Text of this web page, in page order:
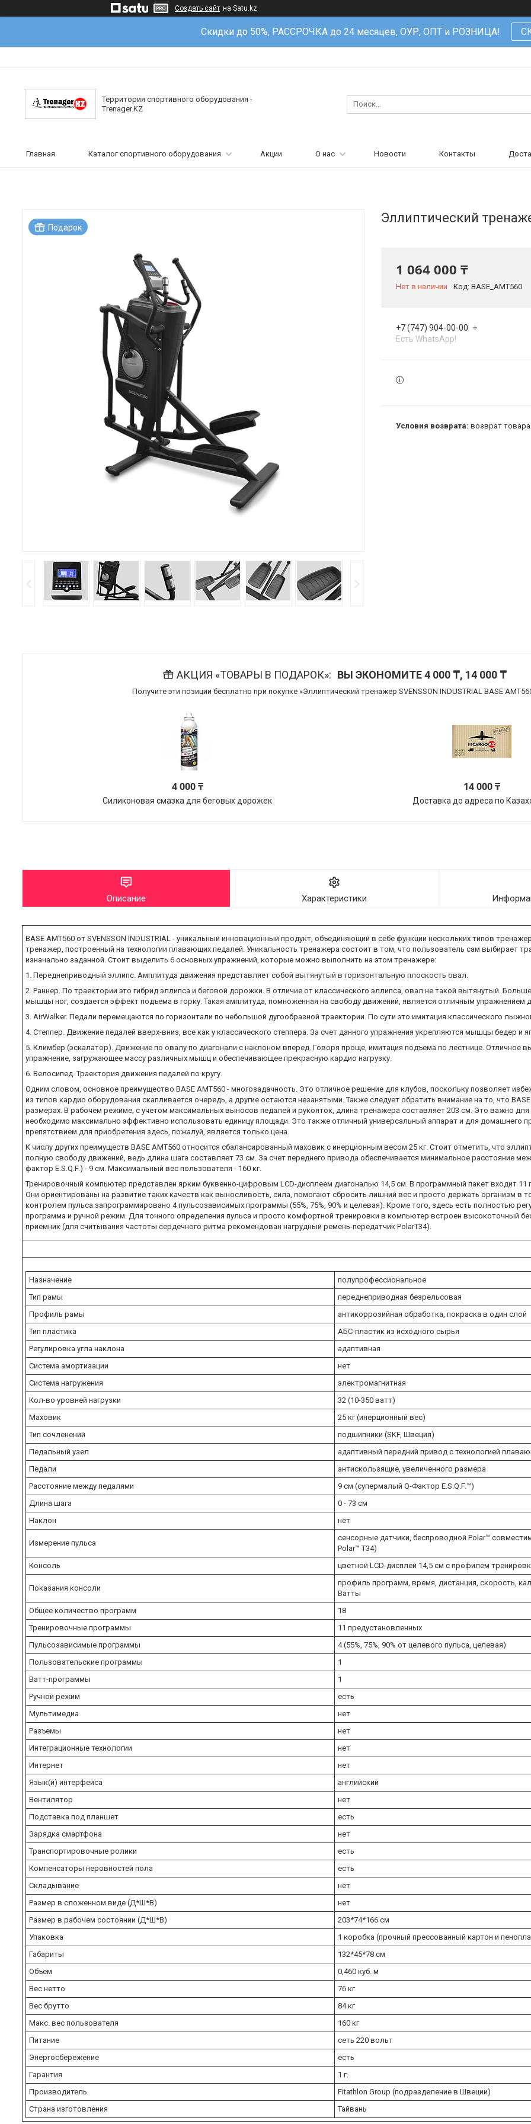
Создать сайт на Satu.kz
Скидки до 50%, РАССРОЧКА до 24 месяцев, ОУР, ОПТ и РОЗНИЦА!
Территория спортивного оборудования -
Trenager.KZ
Главная Каталог спортивного оборудования Акции О нас Новости Контакты
Подарок
Эллиптический
1 064 000 ₸
Нет в наличии Код: BASE_AMT560
+7 (747) 904-00-00
Есть WhatsApp!
возврат
АКЦИЯ «ТОВАРЫ В ПОДАРОК» ВЫ ЭКОНОМИТЕ 4 000 ₸, 14 000 ₸
Получите эти позиции бесплатно при покупке «Эллиптический тренажер SVENSSON INDUSTRIAL BASE
4 000 ₸
Силиконовая смазка для беговых дорожек
14 000 ₸
Доставка до адреса по
Описание Характеристики
BASE AMT560 от SVENSSON INDUSTRIAL - уникальный инновационный продукт, объединяющий в себе функции нескольких типов
тренажер, построенный на технологии плавающих педалей. Уникальность тренажера состоит в том, что пользователь сам выбирает
изначально заданной. Стоит выделить 6 основных упражнений, которые можно выполнить на этом тренажере:
1. Переднеприводный эллипс. Амплитуда движения представляет собой вытянутый в горизонтальную плоскость овал.
2. Раннер. По траектории это гибрид эллипса и беговой дорожки. В отличие от классического эллипса, овал не такой вытянутый.
мышцы ног, создается эффект подъема в горку. Такая амплитуда, помноженная на свободу движений, является отличным упражнением
3. AirWalker. Педали перемещаются по горизонтали по небольшой дугообразной траектории. По сути это имитация классического
4. Степпер. Движение педалей вверх-вниз, все как у классического степпера. За счет данного упражнения укрепляются мышцы бедер и
5. Климбер (эскалатор). Движение по овалу по диагонали с наклоном вперед. Говоря проще, имитация подъема по лестнице. Отличное
упражнение, загружающее массу различных мышц и обеспечивающее прекрасную кардио нагрузку.
6. Велосипед. Траектория движения педалей по кругу.
Одним словом, основное преимущество BASE AMT560 - многозадачность. Это отличное решение для клубов, поскольку позволяет
из типов кардио оборудования скапливается очередь, а другие остаются незанятыми. Также следует обратить внимание на то, что
размерах. В рабочем режиме, с учетом максимальных выносов педалей и рукояток, длина тренажера составляет 203 см. Это важно для
необходимо максимально эффективно использовать единицу площади. Это также отличный универсальный аппарат и для домашнего
препятствием для приобретения здесь, пожалуй, является только цена.
К числу других преимуществ BASE AMT560 относится сбалансированный маховик с инерционным весом 25 кг. Стоит отметить, что
полную свободу движений, ведь длина шага составляет 73 см. За счет переднего привода обеспечивается минимальное расстояние
фактор E.S.Q.F.) - 9 см. Максимальный вес пользователя - 160 кг.
Тренировочный компьютер представлен ярким буквенно-цифровым LCD-дисплеем диагональю 14,5 см. В программный пакет входит 11
Они ориентированы на развитие таких качеств как выносливость, сила, помогают сбросить лишний вес и просто держать организм в
контролем пульса запрограммировано 4 пульсозависимых программы (55%, 75%, 90% и целевая). Кроме того, здесь есть полностью
программа и ручной режим. Для точного определения пульса и просто комфортной тренировки в компьютер встроен высокоточный
приемник (для считывания частоты сердечного ритма рекомендован нагрудный ремень-передатчик PolarT34).
Назначение
полупрофессиональное
Тип рамы
переднеприводная безрельсовая
Профиль рамы
антикоррозийная обработка, покраска в один слой
Тип пластика
АБС-пластик из исходного сырья
Регулировка угла наклона
адаптивная
Система амортизации
нет
Система нагружения
электромагнитная
Кол-во уровней нагрузки
32 (10-350 ватт)
Маховик
25 кг (инерционный вес)
Тип сочленений
подшипники (SKF, Швеция)
Педальный узел
адаптивный передний привод с технологией
Педали
антискользящие, увеличенного размера
Расстояние между педалями
9 см (супермалый Q-Фактор E.S.Q.F.™)
Длина шага
0 - 73 см
Наклон
нет
Измерение пульса
сенсорные датчики, беспроводной Polar™
Polar™ T34)
Консоль
цветной LCD-дисплей 14,5 см с профилем
Показания консоли
профиль программ, время, дистанция, скорость,
Ватты
Общее количество программ
18
Тренировочные программы
11 предустановленных
Пульсозависимые программы
4 (55%, 75%, 90% от целевого пульса, целевая)
Пользовательские программы
1
Ватт-программы
1
Ручной режим
есть
Мультимедиа
нет
Разъемы
нет
Интеграционные технологии
нет
Интернет
нет
Язык(и) интерфейса
английский
Вентилятор
нет
Подставка под планшет
есть
Зарядка смартфона
нет
Транспортировочные ролики
есть
Компенсаторы неровностей пола
есть
Складывание
нет
Размер в сложенном виде (Д*Ш*В)
нет
Размер в рабочем состоянии (Д*Ш*В)
203*74*166 см
Упаковка
1 коробка (прочный прессованный картон и
Габариты
132*45*78 см
Объем
0,460 куб. м
Вес нетто
76 кг
Вес брутто
84 кг
Макс. вес пользователя
160 кг
Питание
сеть 220 вольт
Энергосбережение
есть
Гарантия
1 г.
Производитель
Fitathlon Group (подразделение в Швеции)
Страна изготовления
Тайвань